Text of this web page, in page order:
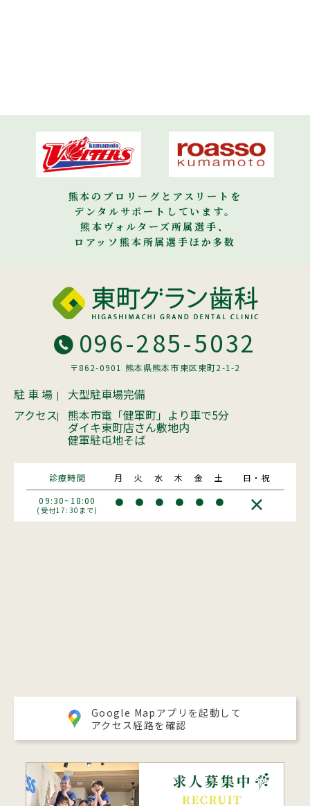
熊本のプロリーグとアスリートを
デンタルサポートしています。
熊本ヴォルターズ所属選手、
ロアッソ熊本所属選手ほか多数
096-285-5032
〒862-0901 熊本県熊本市東区東町2-1-2
駐 車 場
大型駐車場完備
アクセス
熊本市電「健軍町」より車で5分
ダイキ東町店さん敷地内
健軍駐屯地そば
診療時間 月 火 水 木 金 土
日・祝
09:30~18:00
(受付17:30まで)
● ● ● ● ● ● ×
Google Mapアプリを起動して
アクセス経路を確認